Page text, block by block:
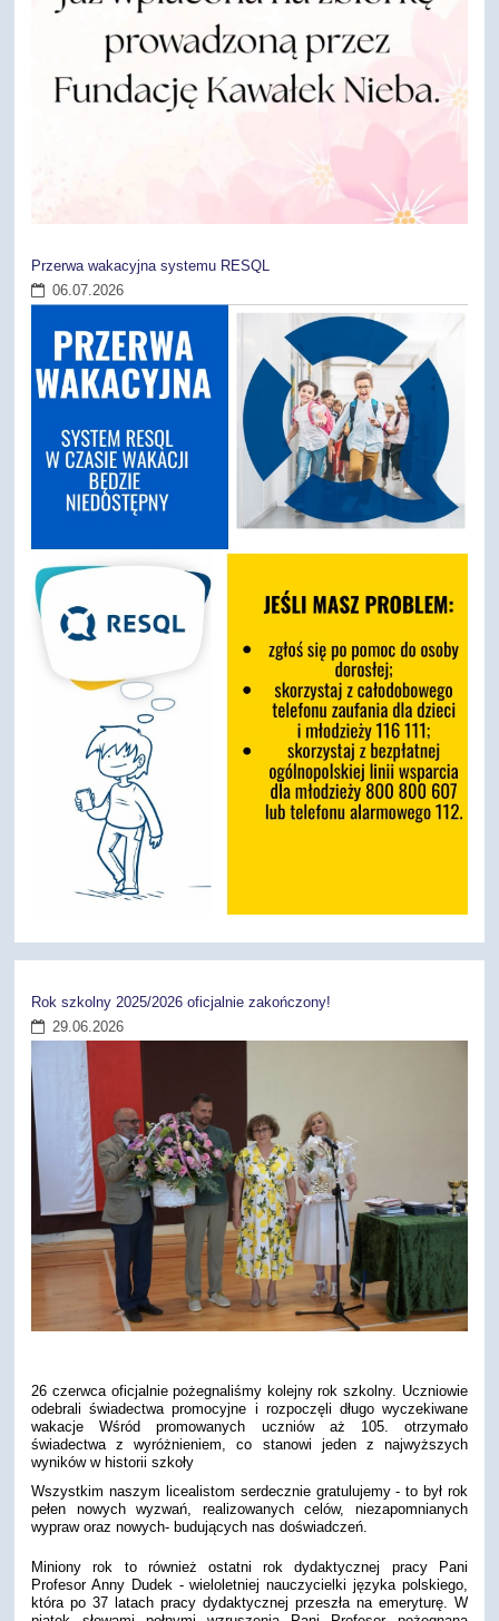
Przerwa wakacyjna systemu RESQL
06.07.2026
Rok szkolny 2025/2026 oficjalnie zakończony!
29.06.2026
26 czerwca oficjalnie pożegnaliśmy kolejny rok szkolny. Uczniowie
odebrali świadectwa promocyjne i rozpoczęli długo wyczekiwane
wakacje Wśród promowanych uczniów aż 105. otrzymało
świadectwa z wyróżnieniem, co stanowi jeden z najwyższych
wyników w historii szkoły
Wszystkim naszym licealistom serdecznie gratulujemy - to był rok
pełen nowych wyzwań, realizowanych celów, niezapomnianych
wypraw oraz nowych- budujących nas doświadczeń.
Miniony rok to również ostatni rok dydaktycznej pracy Pani
Profesor Anny Dudek - wieloletniej nauczycielki języka polskiego,
która po 37 latach pracy dydaktycznej przeszła na emeryturę. W